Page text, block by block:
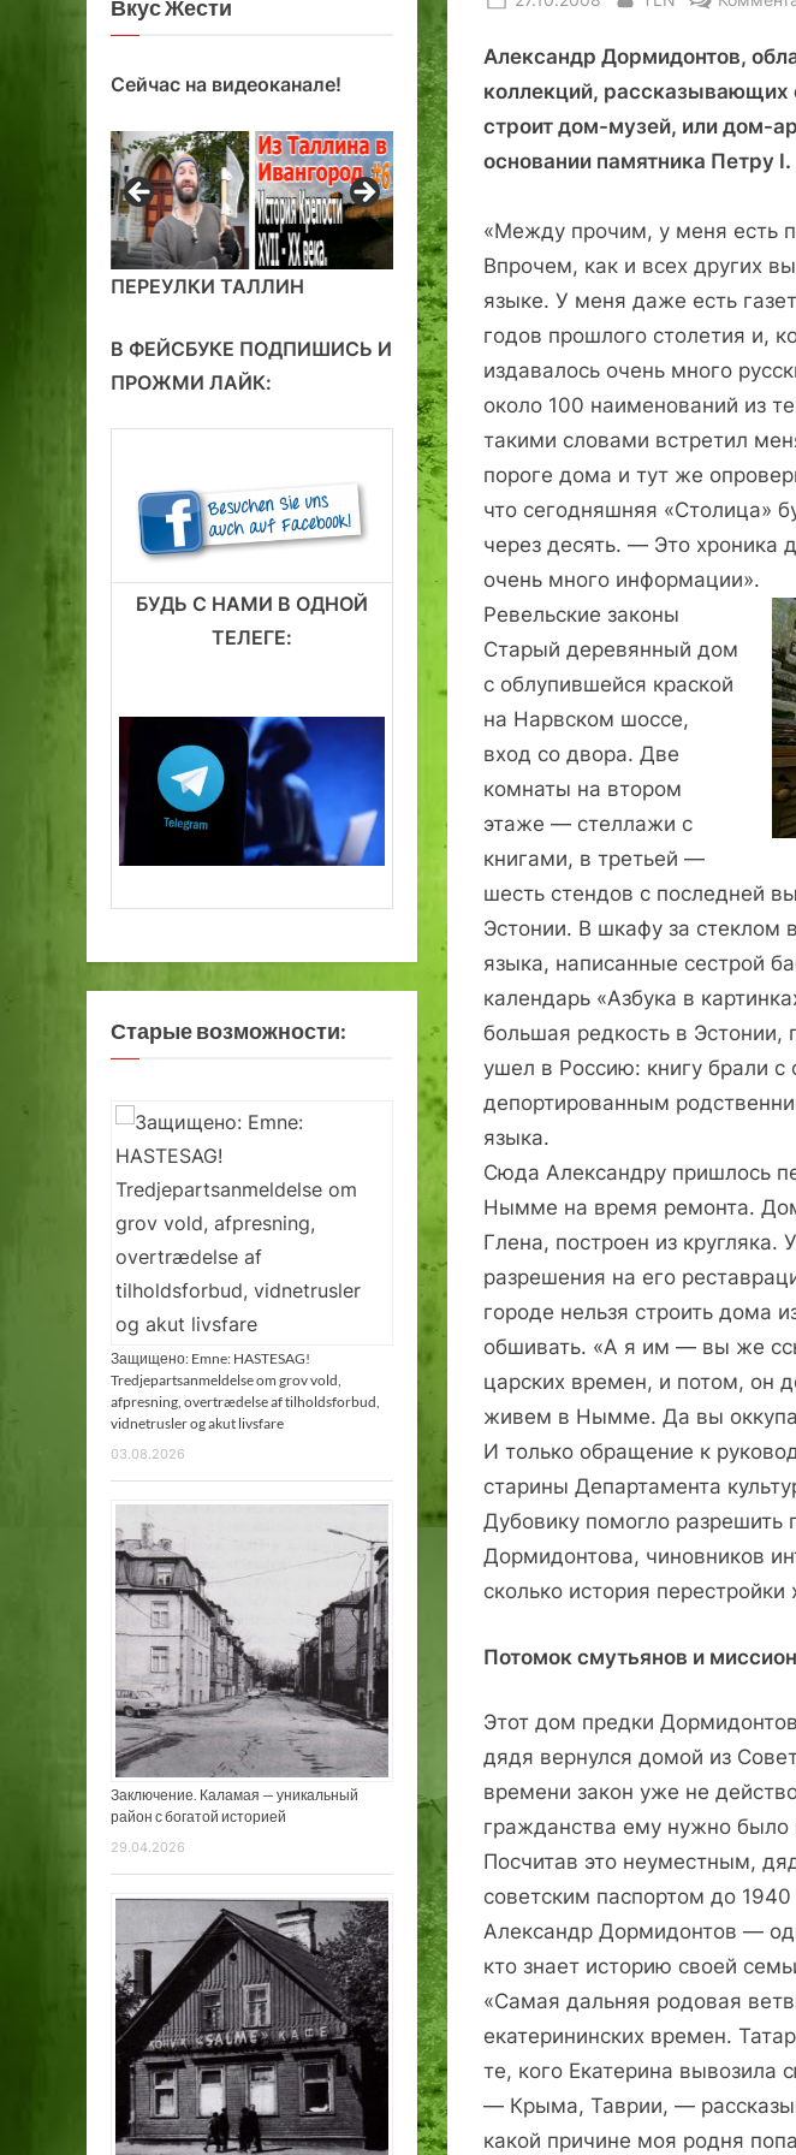
Александр Дормидонтов,
коллекций, рассказывающих
строит дом-музей, или дом-
основании памятника Петру I.
«Между прочим, у меня есть
Впрочем, как и всех других
языке. У меня даже есть
годов прошлого столетия и,
издавалось очень много
около 100 наименований из
такими словами встретил
пороге дома и тут же
что сегодняшняя «Столица»
через десять. — Это хроника
очень много информации».
Ревельские законы
Старый деревянный дом
с облупившейся краской
на Нарвском шоссе,
вход со двора. Две
комнаты на втором
этаже — стеллажи с
книгами, в третьей —
шесть стендов с последней
Эстонии. В шкафу за стеклом
языка, написанные сестрой
календарь «Азбука в
большая редкость в Эстонии,
ушел в Россию: книгу брали
депортированным
языка.
Сюда Александру пришлось
Нымме на время ремонта.
Глена, построен из
разрешения на его
городе нельзя строить дома
обшивать. «А я им — вы же
царских времен, и потом, он
живем в Нымме. Да вы
И только обращение к
старины Департамента
Дубовику помогло
Дормидонтова, чиновников
сколько история перестройки
Потомок смутьянов и
Этот дом предки
дядя вернулся домой из
времени закон уже не
гражданства ему нужно было
Посчитав это неумест­ным,
советским паспортом до 1940
Александр Дормидонтов —
кто знает историю своей
«Самая дальняя родовая
екатерининских времен.
те, кого Екатерина вывозила
— Крыма, Таврии, —
какой причине моя родня
Вкус Жести
Сейчас на видеоканале!
ПЕРЕУЛКИ ТАЛЛИН
В ФЕЙСБУКЕ ПОДПИШИСЬ И
ПРОЖМИ ЛАЙК:
БУДЬ С НАМИ В ОДНОЙ
ТЕЛЕГЕ:
Старые возможности:
Защищено: Emne: HASTESAG!
Tredjepartsanmeldelse om grov vold,
afpresning, overtrædelse af tilholdsforbud,
vidnetrusler og akut livsfare
03.08.2026
Заключение. Каламая — уникальный
район с богатой историей
29.04.2026